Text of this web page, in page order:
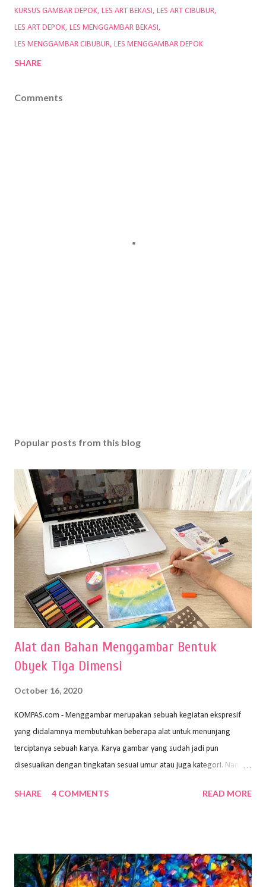
KURSUS GAMBAR DEPOK LES ART BEKASI
LES ART CIBUBUR
LES ART DEPOK LES MENGGAMBAR BEKASI
LES MENGGAMBAR CIBUBUR LES MENGGAMBAR DEPOK
SHARE
Comments
Popular posts from this blog
Alat dan Bahan Menggambar Bentuk
Obyek Tiga Dimensi
October 16, 2020
KOMPAS.com - Menggambar merupakan sebuah kegiatan ekspresif
yang didalamnya membutuhkan beberapa alat untuk menunjang
terciptanya sebuah karya. Karya gambar yang sudah jadi pun
disesuaikan dengan tingkatan sesuai umur atau juga kategori. Namun,
sehingga hasilnya bisa dilihat. Peran alat dan bahan sangat
memiliki spesifikasi berbeda sesuai jenisnya. Berikut peralatan
menggambar bentuk: 1. Kertas Gambar Kegiatan menggambar
SHARE 4 COMMENTS READ MORE